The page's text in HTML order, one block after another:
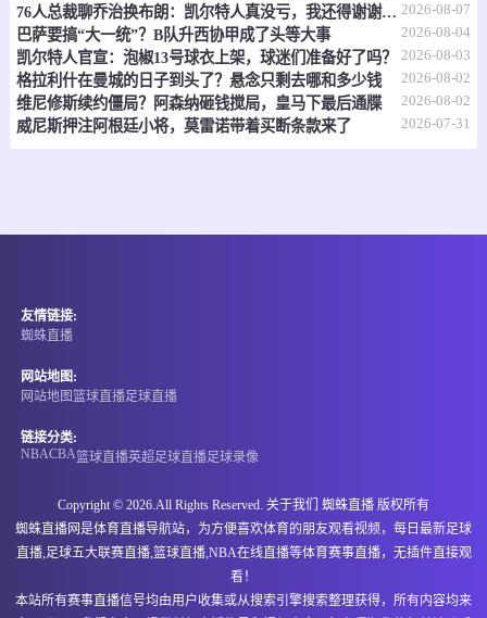
都柏林大学 0 - 0 韦克斯福德
情报
比甲 08-08 02:45 直播中
克里夫顿维尔
-
情报
08-08 02:45
76人总裁聊乔治换布朗：凯尔特人真没亏，我还得谢谢他们 2026-08-07
巴萨要搞“大一统”？B队升西协甲成了头等大事 2026-08-04
凯尔特人官宣：泡椒13号球衣上架，球迷们准备好了吗？ 2026-08-03
格拉利什在曼城的日子到头了？悬念只剩去哪和多少钱 2026-08-02
维尼修斯续约僵局？阿森纳砸钱搅局，皇马下最后通牒 2026-08-02
威尼斯押注阿根廷小将，莫雷诺带着买断条款来了 2026-07-31
友情链接:
蜘蛛直播
网站地图:
网站地图篮球直播足球直播
链接分类:
NBACBA篮球直播英超 足球直播足球录像
Copyright © 2026.All Rights Reserved. 关于我们 蜘蛛直播 版权所有
蜘蛛直播网是体育直播导航站，为方便喜欢体育的朋友观看视频，每日最新足球
直播,足球五大联赛直播,篮球直播,NBA在线直播等体育赛事直播，无插件直接观
看！
本站所有赛事直播信号均由用户收集或从搜索引擎搜索整理获得，所有内容均来